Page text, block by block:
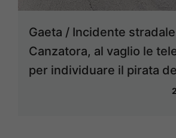
Gaeta / Incidente
Canzatora, al vaglio le
per individuare il pirata